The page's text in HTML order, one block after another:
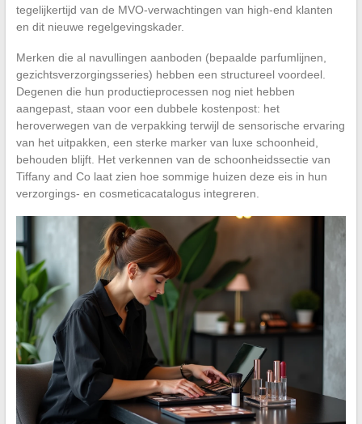
tegelijkertijd van de MVO-verwachtingen van high-end klanten
en dit nieuwe regelgevingskader.
Merken die al navullingen aanboden (bepaalde parfumlijnen,
gezichtsverzorgingsseries) hebben een structureel voordeel.
Degenen die hun productieprocessen nog niet hebben
aangepast, staan voor een dubbele kostenpost: het
heroverwegen van de verpakking terwijl de sensorische ervaring
van het uitpakken, een sterke marker van luxe schoonheid,
behouden blijft. Het verkennen van de schoonheidssectie van
Tiffany and Co laat zien hoe sommige huizen deze eis in hun
verzorgings- en cosmeticacatalogus integreren.